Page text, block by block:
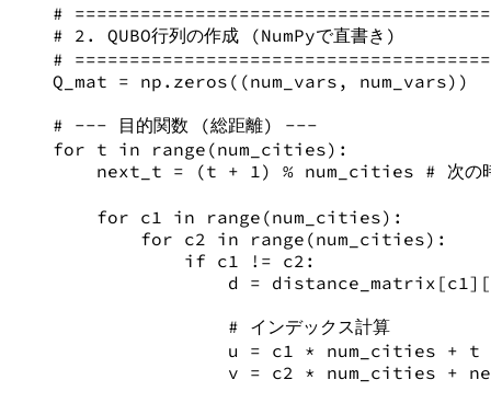
#
# 2. QUBO行列の作成 (NumPyで直書き)
#
Q_mat = np.zeros((num_vars, num_vars))
# --- 目的関数 (総距離) ---
for t in range (num_cities):
next_t = (t + 1 ) % num_cities # 次の
for c1 in range (num_cities):
for c2 in range (num_cities):
if c1 != c2:
d =
# インデックス計算
u = c1 * num_cities + t
v = c2 * num_cities +